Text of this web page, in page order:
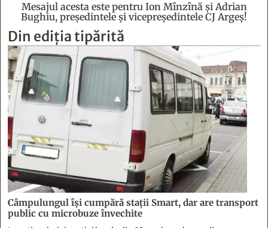
Mesajul acesta este pentru Ion Mînzînă şi Adrian
Bughiu, preşedintele şi vicepreşedintele CJ Argeş!
Din ediția tipărită
Câmpulungul îşi cumpără staţii Smart, dar are transport
public cu microbuze învechite